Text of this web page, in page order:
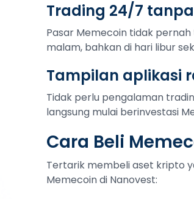
Trading 24/7
Pasar Memecoin tidak pernah
malam, bahkan di hari libur
Tampilan aplikasi
Tidak perlu pengalaman
langsung mulai berinvestasi
Cara Beli
Tertarik membeli aset kripto
Memecoin di Nanovest: